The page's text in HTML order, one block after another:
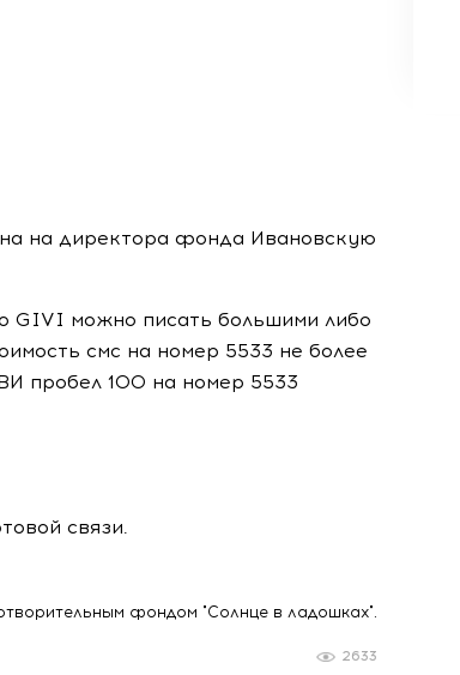
на директора фонда Ивановскую
можно писать большими либо
смс на номер 5533 не более
пробел 100 на номер 5533
связи.
фондом "Солнце в ладошках".
2633